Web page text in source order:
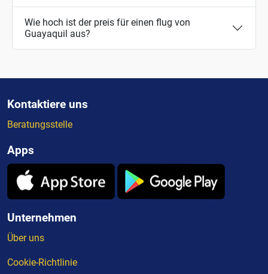
Wie hoch ist der preis für einen flug von
Guayaquil aus?
Kontaktiere uns
Beratungsstelle
Apps
Unternehmen
Über uns
Cookie-Richtlinie